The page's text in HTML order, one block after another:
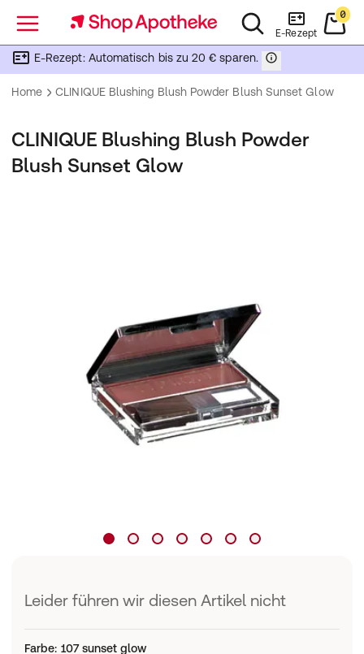
Menü E-Rezept
0
E-Rezept: Automatisch bis zu 20 € sparen.
Home CLINIQUE Blushing Blush Powder Blush Sunset Glow
CLINIQUE Blushing Blush Powder
Blush Sunset Glow
Leider führen wir diesen Artikel nicht
Farbe: 107 sunset glow